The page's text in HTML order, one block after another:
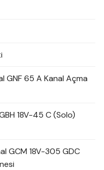
GNF 65 A Kanal Açma
18V-45 C (Solo)
GCM 18V-305 GDC